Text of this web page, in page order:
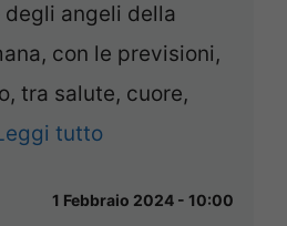
degli angeli della
con le previsioni,
tra salute, cuore,
tutto
1 Febbraio 2024 - 10:00